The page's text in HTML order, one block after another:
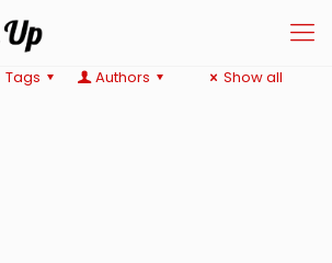
Tags Authors Show all